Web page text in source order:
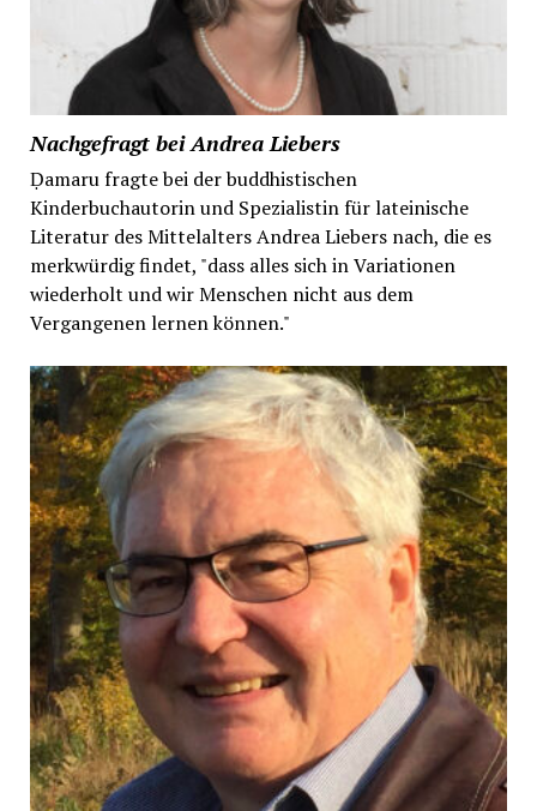
Nachgefragt bei Andrea Liebers
Ḍamaru fragte bei der buddhistischen
Kinderbuchautorin und Spezialistin für lateinische
Literatur des Mittelalters Andrea Liebers nach, die es
merkwürdig findet, "dass alles sich in Variationen
wiederholt und wir Menschen nicht aus dem
Vergangenen lernen können."